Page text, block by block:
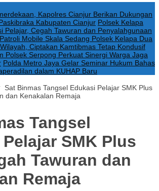
Kapolres Cianjur Berikan Dukungan
Kabupaten Cianjur Polsek Kelapa
Pelajar, Cegah Tawuran dan Penyalahgunaan
Patroli Mobile Skala Sedang Polsek Kelapa Dua
Ciptakan Kamtibmas Tetap Kondusif
Polsek Serpong Perkuat Sinergi Warga Jaga
Polda Metro Jaya Gelar Seminar Hukum Bahas
dalam KUHAP Baru
Sat Binmas Tangsel Edukasi Pelajar SMK Plus
dan Kenakalan Remaja
Tangsel
SMK Plus
Tawuran dan
Remaja